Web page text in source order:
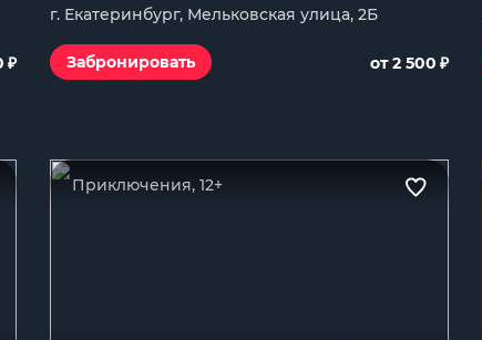
₽
г. Екатеринбург, Мельковская улица, 2Б
Забронировать от 2 500 ₽
Приключения, 12+